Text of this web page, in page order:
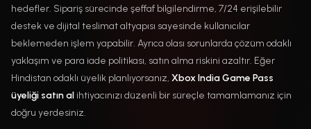
hedefler. Sipariş sürecinde şeffaf bilgilendirme, 7/24 erişilebilir
destek ve dijital teslimat altyapısı sayesinde kullanıcılar
beklemeden işlem yapabilir. Ayrıca olası sorunlarda çözüm odaklı
yaklaşım ve para iade politikası, satın alma riskini azaltır. Eğer
Hindistan odaklı üyelik planlıyorsanız, Xbox India Game Pass
üyeliği satın al ihtiyacınızı düzenli bir süreçle tamamlamanız için
doğru yerdesiniz.